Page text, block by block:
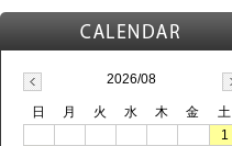
2026/08
日 月 火 水 木 金
土
1